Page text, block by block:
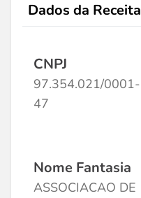
Dados da Receita
CNPJ
97.354.021/0001-
47
Nome Fantasia
ASSOCIACAO DE